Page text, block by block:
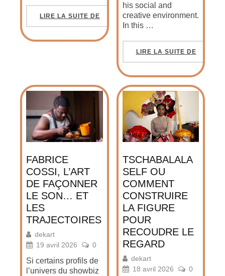
LIRE LA SUITE DE
his social and
creative environment.
In this …
LIRE LA SUITE DE
FABRICE
COSSI, L’ART
DE FAÇONNER
LE SON… ET
LES
TRAJECTOIRES
dekart
19 avril 2026
0
Si certains profils de
l’univers du showbiz
TSCHABALALA
SELF OU
COMMENT
CONSTRUIRE
LA FIGURE
POUR
RECOUDRE LE
REGARD
dekart
18 avril 2026
0